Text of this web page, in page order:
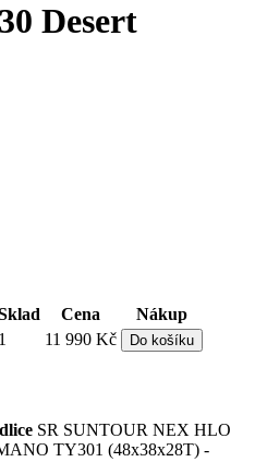
Desert
Cena
Nákup
1 11 990 Kč Do košíku
SR SUNTOUR NEX HLO
TY301 (48x38x28T) -